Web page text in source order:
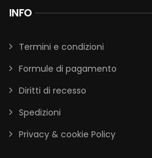
INFO
Termini e condizioni
Formule di pagamento
Diritti di recesso
Spedizioni
Privacy & cookie Policy